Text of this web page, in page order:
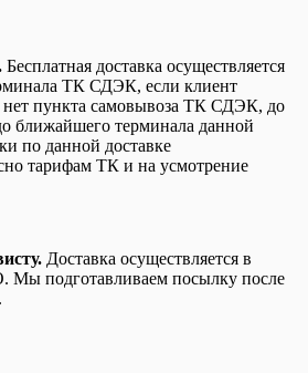
Бесплатная доставка осуществляется
ТК СДЭК, если клиент
нет пункта самовывоза ТК СДЭК, до
ближайшего терминала данной
по данной доставке
тарифам ТК и на усмотрение
Доставка осуществляется в
подготавливаем посылку после